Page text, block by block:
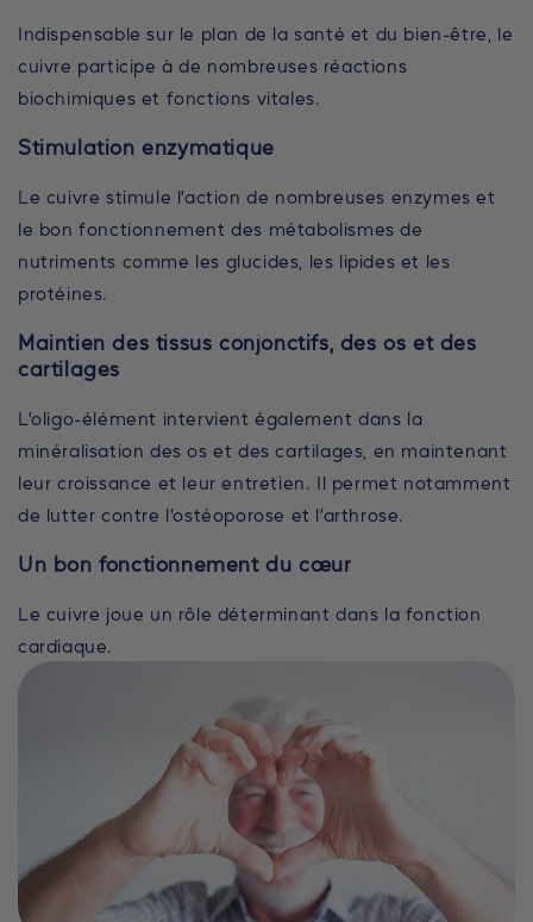
Indispensable sur le plan de la santé et du bien-être, le
cuivre participe à de nombreuses réactions
biochimiques et fonctions vitales.
Stimulation enzymatique
Le cuivre stimule l’action de nombreuses enzymes et
le bon fonctionnement des métabolismes de
nutriments comme les glucides, les lipides et les
protéines.
Maintien des tissus conjonctifs, des os et des
cartilages
L’oligo-élément intervient également dans la
minéralisation des os et des cartilages, en maintenant
leur croissance et leur entretien. Il permet notamment
de lutter contre l’ostéoporose et l’arthrose.
Un bon fonctionnement du cœur
Le cuivre joue un rôle déterminant dans la fonction
cardiaque.